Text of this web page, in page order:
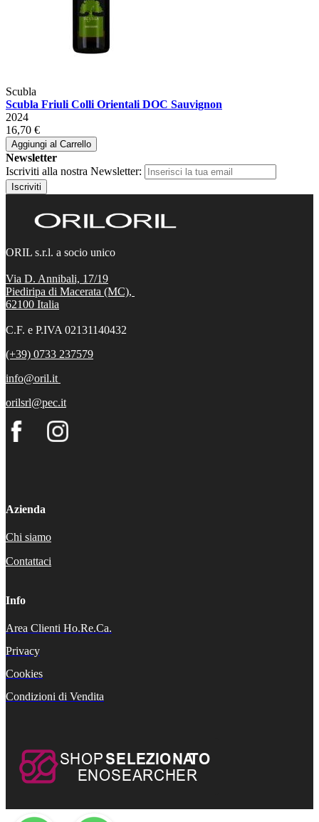
Scubla
Scubla Friuli Colli Orientali DOC Sauvignon
2024
16,70 €
Aggiungi al Carrello
Newsletter
Iscriviti alla nostra Newsletter:
Iscriviti
ORIL s.r.l. a socio unico
Via D. Annibali, 17/19
Piediripa di Macerata (MC),
62100 Italia
C.F. e P.IVA 02131140432
(+39) 0733 237579
info@oril.it
orilsrl@pec.it
Azienda
Chi siamo
Contattaci
Info
Area Clienti Ho.Re.Ca.
Privacy
Cookies
Condizioni di Vendita